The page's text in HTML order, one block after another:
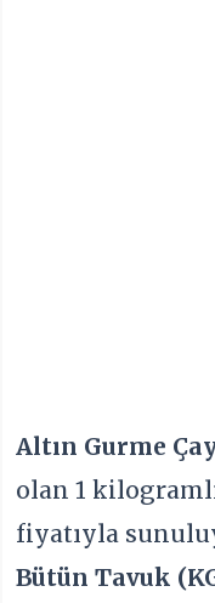
Altın Gurme
olan 1
fiyatıyla
Bütün Tavuk